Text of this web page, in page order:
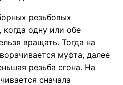
резьбовых
когда одну или обе
вращать. Тогда на
муфта, далее
резьба сгона. На
сначала